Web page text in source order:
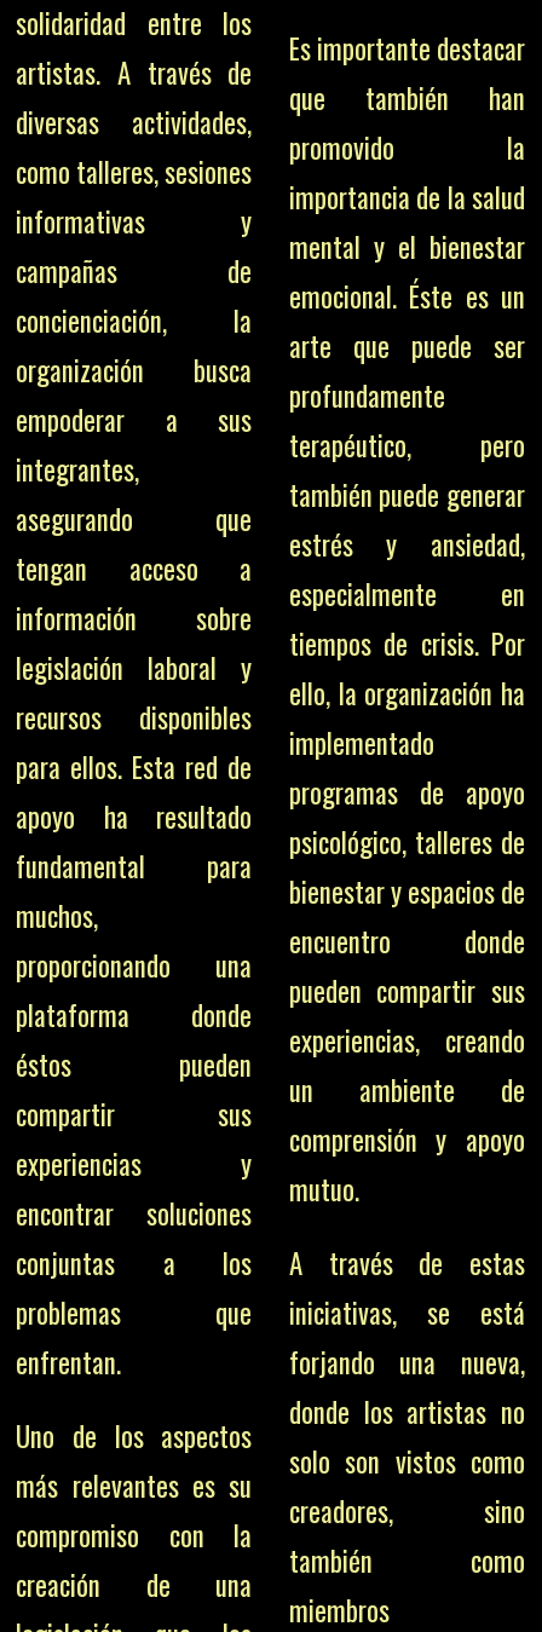
solidaridad entre los
artistas. A través de
diversas actividades,
como talleres, sesiones
informativas y
campañas de
concienciación, la
organización busca
empoderar a sus
integrantes,
asegurando que
tengan acceso a
información sobre
legislación laboral y
recursos disponibles
para ellos. Esta red de
apoyo ha resultado
fundamental para
muchos,
proporcionando una
plataforma donde
éstos pueden
compartir sus
experiencias y
encontrar soluciones
conjuntas a los
problemas que
enfrentan.
Uno de los aspectos
más relevantes es su
compromiso con la
creación de una
Es importante destacar
que también han
promovido la
importancia de la salud
mental y el bienestar
emocional. Éste es un
arte que puede ser
profundamente
terapéutico, pero
también puede generar
estrés y ansiedad,
especialmente en
tiempos de crisis. Por
ello, la organización ha
implementado
programas de apoyo
psicológico, talleres de
bienestar y espacios de
encuentro donde
pueden compartir sus
experiencias, creando
un ambiente de
comprensión y apoyo
mutuo.
A través de estas
iniciativas, se está
forjando una nueva,
donde los artistas no
solo son vistos como
creadores, sino
también como
miembros